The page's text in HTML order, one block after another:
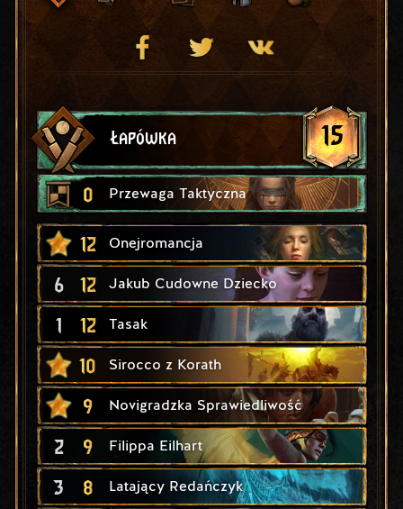
Łapówka 15
0 Przewaga Taktyczna
12 Onejromancja
6 12 Jakub Cudowne Dziecko
1 12 Tasak
10 Sirocco z Korath
9 Novigradzka Sprawiedliwość
2 9 Filippa Eilhart
3 8 Latający Redańczyk